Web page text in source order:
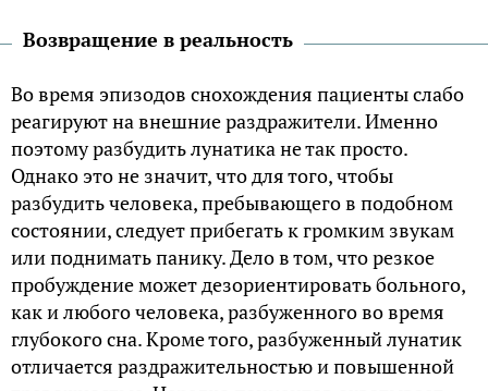
Возвращение в реальность
Во время эпизодов снохождения пациенты слабо
реагируют на внешние раздражители. Именно
поэтому разбудить лунатика не так просто.
Однако это не значит, что для того, чтобы
разбудить человека, пребывающего в подобном
состоянии, следует прибегать к громким звукам
или поднимать панику. Дело в том, что резкое
пробуждение может дезориентировать больного,
как и любого человека, разбуженного во время
глубокого сна. Кроме того, разбуженный лунатик
отличается раздражительностью и повышенной